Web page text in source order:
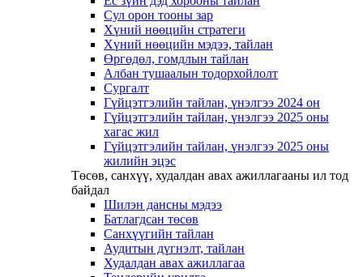
Сул орон тооны зар
Хүний нөөцийн стратеги
Хүний нөөцийн мэдээ, тайлан
Өргөдөл, гомдлын тайлан
Албан тушаалын тодорхойлолт
Сургалт
Гүйцэтгэлийн тайлан, үнэлгээ 2024 он
Гүйцэтгэлийн тайлан, үнэлгээ 2025 оны
хагас жил
Гүйцэтгэлийн тайлан, үнэлгээ 2025 оны
жилийн эцэс
Төсөв, санхүү, худалдан авах ажиллагааны ил тод
байдал
Шилэн дансны мэдээ
Батлагдсан төсөв
Санхүүгийн тайлан
Аудитын дүгнэлт, тайлан
Худалдан авах ажиллагаа